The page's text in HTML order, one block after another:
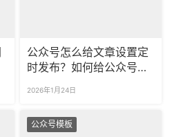
公众号怎么给文章设置定
时发布？如何给公众号粉
2026年1月24日
公众号模板